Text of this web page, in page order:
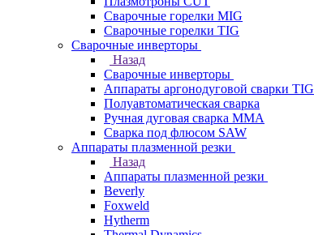
Сварочные горелки MIG
Сварочные горелки TIG
Сварочные инверторы
Назад
Сварочные инверторы
Аппараты аргонодуговой сварки TIG
Полуавтоматическая сварка
Ручная дуговая сварка MMA
Сварка под флюсом SAW
Аппараты плазменной резки
Назад
Аппараты плазменной резки
Beverly
Foxweld
Hytherm